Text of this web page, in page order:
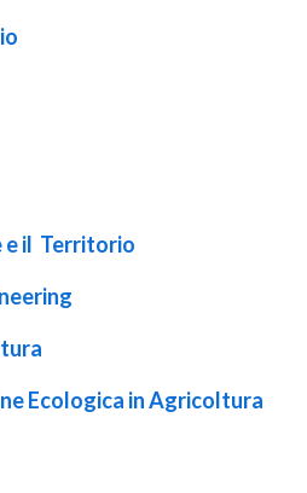
e il Territorio
Ecologica in Agricoltura